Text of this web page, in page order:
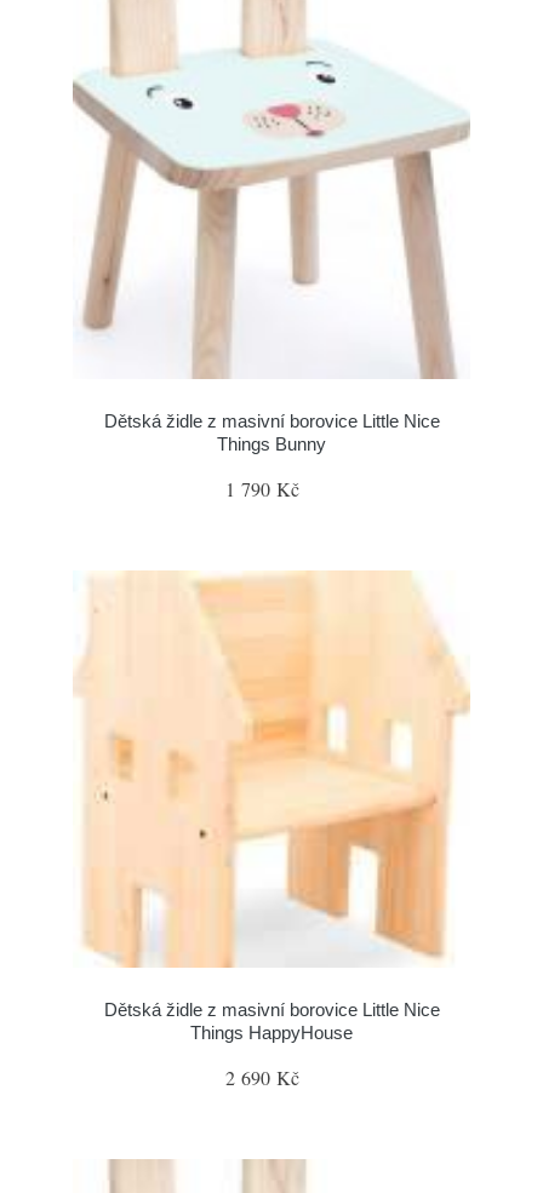
Dětská židle z masivní borovice Little Nice
Things Bunny
1 790 Kč
Dětská židle z masivní borovice Little Nice
Things HappyHouse
2 690 Kč